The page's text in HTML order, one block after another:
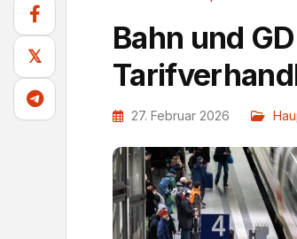
𝕏
Bahn und
27. Februar 2026